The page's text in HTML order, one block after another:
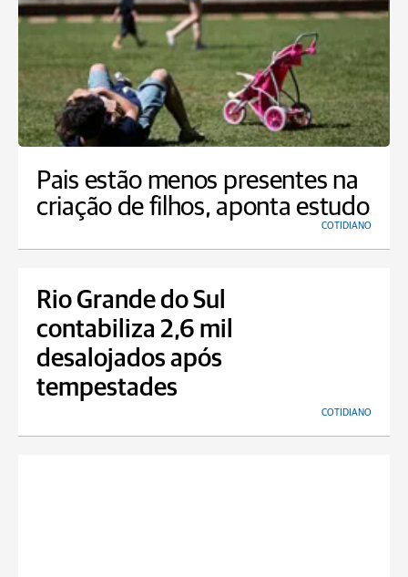
Pais estão menos presentes na
criação de filhos, aponta estudo
COTIDIANO
Rio Grande do Sul
contabiliza 2,6 mil
desalojados após
tempestades
COTIDIANO